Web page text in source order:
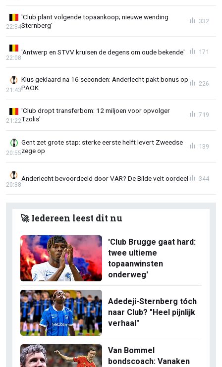
'Club plant volgende topaankoop; nieuwe wending
Sternberg'
22:34
332
'Antwerp en STVV kruisen de degens om oude bekende'
22:08
171
Klus geklaard na 16 seconden: Anderlecht pakt bonus op
PAOK
21:43
226
'Club dropt transferbom: 12 miljoen voor opvolger
Tzolis'
21:22
719
Gent zet grote stap: sterke eerste helft levert Zweedse
zege op
20:55
139
Anderlecht bevoordeeld door VAR? De Bilde velt oordeel
20:38
344
🚀 Iedereen leest dit nu
'Club Brugge gaat hard:
twee ultieme
topaanwinsten
onderweg'
Adedeji-Sternberg tóch
naar Club? "Heel pijnlijk
verhaal"
Van Bommel
bondscoach: Vanaken